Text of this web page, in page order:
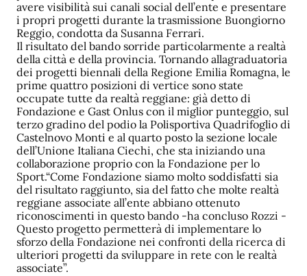
avere visibilità sui canali social dell’ente e presentare
i propri progetti durante la trasmissione Buongiorno
Reggio, condotta da Susanna Ferrari.
Il risultato del bando sorride particolarmente a realtà
della città e della provincia. Tornando allagraduatoria
dei progetti biennali della Regione Emilia Romagna, le
prime quattro posizioni di vertice sono state
occupate tutte da realtà reggiane: già detto di
Fondazione e Gast Onlus con il miglior punteggio, sul
terzo gradino del podio la Polisportiva Quadrifoglio di
Castelnovo Monti e al quarto posto la sezione locale
dell’Unione Italiana Ciechi, che sta iniziando una
collaborazione proprio con la Fondazione per lo
Sport.“Come Fondazione siamo molto soddisfatti sia
del risultato raggiunto, sia del fatto che molte realtà
reggiane associate all’ente abbiano ottenuto
riconoscimenti in questo bando -ha concluso Rozzi -
Questo progetto permetterà di implementare lo
sforzo della Fondazione nei confronti della ricerca di
ulteriori progetti da sviluppare in rete con le realtà
associate”.